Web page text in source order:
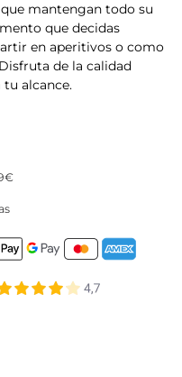
mantengan todo su
que decidas
en aperitivos o como
de la calidad
tu alcance.